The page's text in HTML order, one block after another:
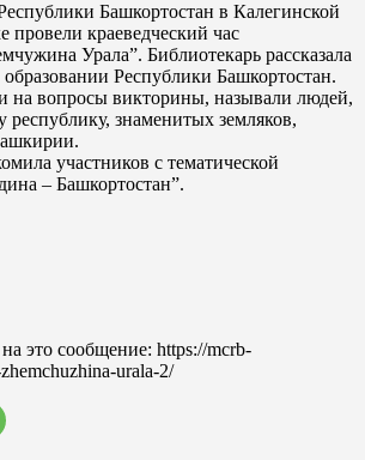
Башкортостан в Калегинской
провели краеведческий час
Урала”. Библиотекарь рассказала
Республики Башкортостан.
на вопросы викторины, называли людей,
знаменитых земляков,
участников с тематической
– Башкортостан”.
это сообщение: https://mcrb-
urala-2/